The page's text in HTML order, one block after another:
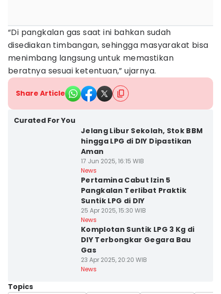
“Di pangkalan gas saat ini bahkan sudah
disediakan timbangan, sehingga masyarakat bisa
menimbang langsung untuk memastikan
beratnya sesuai ketentuan,” ujarnya.
Share Article
Curated For You
Jelang Libur Sekolah, Stok BBM
hingga LPG di DIY Dipastikan
Aman
17 Jun 2025, 16:15 WIB
News
Pertamina Cabut Izin 5
Pangkalan Terlibat Praktik
Suntik LPG di DIY
25 Apr 2025, 15:30 WIB
News
Komplotan Suntik LPG 3 Kg di
DIY Terbongkar Gegara Bau
Gas
23 Apr 2025, 20:20 WIB
News
Topics